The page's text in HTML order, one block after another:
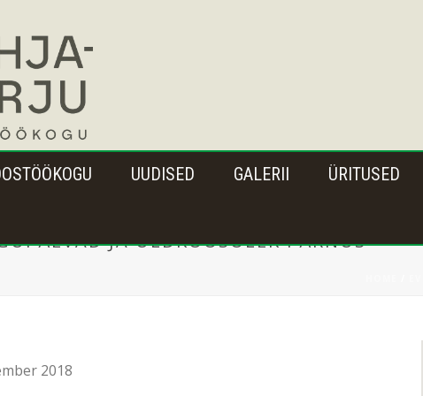
UUDISED GALERII ÜRITUSED
JA ÜLDKOOSOLEK PÄRNUS
2018